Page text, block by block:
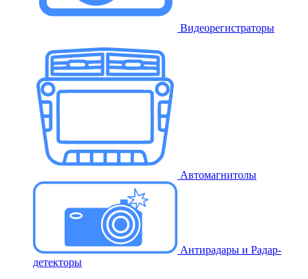
Видеорегистраторы
Автомагнитолы
Антирадары и Радар-
детекторы